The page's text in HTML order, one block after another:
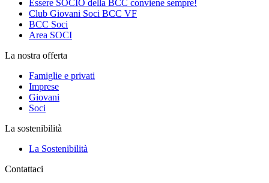
Essere SOCIO della BCC conviene sempre!
Club Giovani Soci BCC VF
BCC Soci
Area SOCI
La nostra offerta
Famiglie e privati
Imprese
Giovani
Soci
La sostenibilità
La Sostenibilità
Contattaci